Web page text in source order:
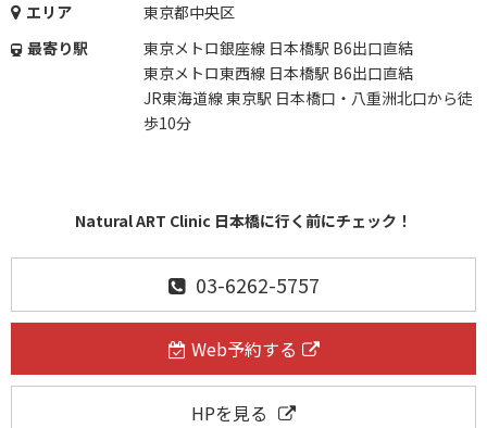
エリア
東京都中央区
最寄り駅
東京メトロ銀座線 日本橋駅 B6出口直結
東京メトロ東西線 日本橋駅 B6出口直結
JR東海道線 東京駅 日本橋口・八重洲北口から徒
歩10分
Natural ART Clinic 日本橋に行く前にチェック！
03-6262-5757
Web予約する
HPを見る